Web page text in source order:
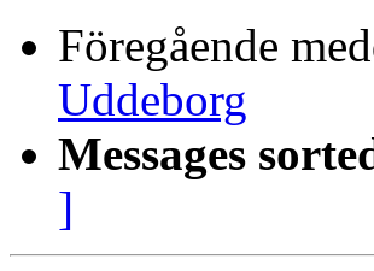
Föregående
Uddeborg
Messages
]